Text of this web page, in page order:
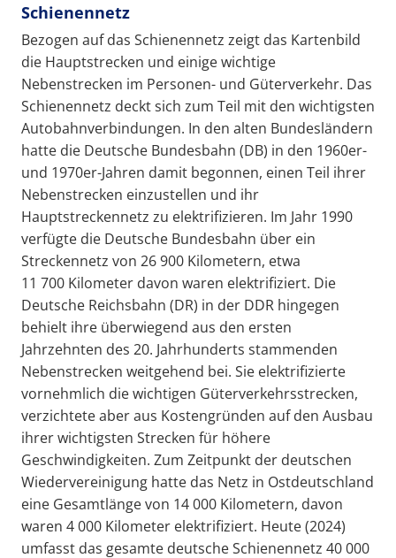
Schienennetz
Bezogen auf das Schienennetz zeigt das Kartenbild
die Hauptstrecken und einige wichtige
Nebenstrecken im Personen- und Güterverkehr. Das
Schienennetz deckt sich zum Teil mit den wichtigsten
Autobahnverbindungen. In den alten Bundesländern
hatte die Deutsche Bundesbahn (DB) in den 1960er-
und 1970er-Jahren damit begonnen, einen Teil ihrer
Nebenstrecken einzustellen und ihr
Hauptstreckennetz zu elektrifizieren. Im Jahr 1990
verfügte die Deutsche Bundesbahn über ein
Streckennetz von 26 900 Kilometern, etwa
11 700 Kilometer davon waren elektrifiziert. Die
Deutsche Reichsbahn (DR) in der DDR hingegen
behielt ihre überwiegend aus den ersten
Jahrzehnten des 20. Jahrhunderts stammenden
Nebenstrecken weitgehend bei. Sie elektrifizierte
vornehmlich die wichtigen Güterverkehrsstrecken,
verzichtete aber aus Kostengründen auf den Ausbau
ihrer wichtigsten Strecken für höhere
Geschwindigkeiten. Zum Zeitpunkt der deutschen
Wiedervereinigung hatte das Netz in Ostdeutschland
eine Gesamtlänge von 14 000 Kilometern, davon
waren 4 000 Kilometer elektrifiziert. Heute (2024)
umfasst das gesamte deutsche Schienennetz 40 000